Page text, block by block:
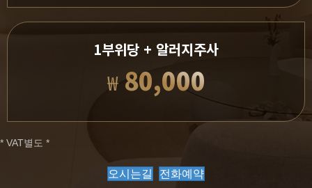
1부위당 + 알러지주사
₩80,000
* VAT별도 *
오시는길 전화예약